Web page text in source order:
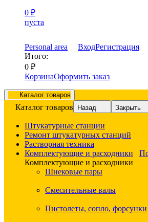
0 ₽
пуста
Personal area ВходРегистрация
Итого:
0 ₽
КорзинаОформить заказ
Каталог товаров
Каталог товаров Назад Закрыть
Штукатурные станции
Ремонт штукатурных станций
Растворная техника
Комплектующие и расходники
Комплектующие и расходники
Шнековые пары
Смесительные валы
Пистолеты, сопло, форсунки